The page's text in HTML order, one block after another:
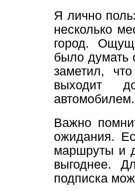
Я лично
несколько
город.
было думать
заметил,
выходит
автомобилем.
Важно
ожидания.
маршруты и
выгоднее.
подписка